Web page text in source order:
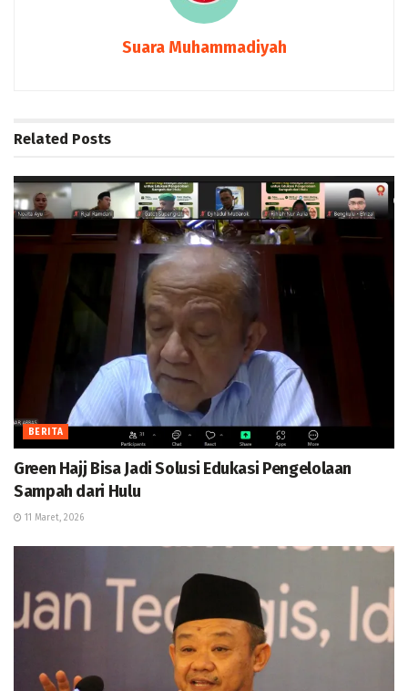
Suara Muhammadiyah
Related Posts
BERITA
Green Hajj Bisa Jadi Solusi Edukasi Pengelolaan
Sampah dari Hulu
11 Maret, 2026